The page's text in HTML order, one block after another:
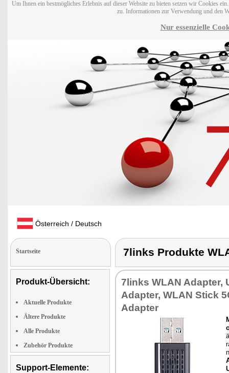
Um Ihnen ein bestmögliches Erlebnis auf dieser Website zu bieten setzen wir Cookies
zu. Informationen zur Verwendung und den
Nur essenzielle
Österreich / Deutsch
Startseite
Produkt-Übersicht:
Aktuelle Produkte
Ältere Produkte
Alle Produkte
Zubehör Produkte
Support-Elemente:
7links Produkte
7links WLAN Adapter,
Adapter, WLAN Stick
Adapter